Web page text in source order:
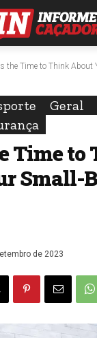
the Time to Think About
Geral
Time to
Small-
de 2023